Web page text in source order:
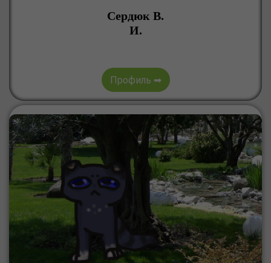
Сердюк В.
И.
Профиль ➡